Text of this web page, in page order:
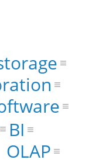
OLAP
BI